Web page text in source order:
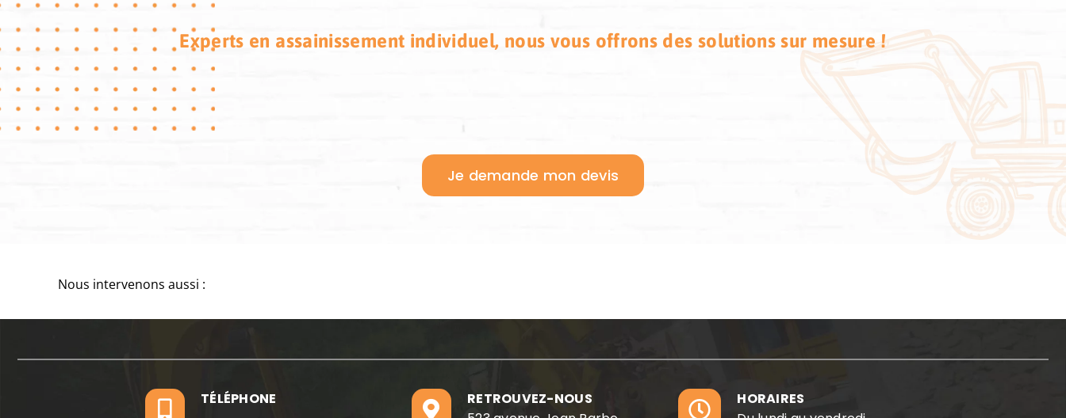
Experts en assainissement individuel, nous vous offrons des solutions sur mesure !
Je demande mon devis
Nous intervenons aussi :
TÉLÉPHONE
RETROUVEZ-NOUS
HORAIRES